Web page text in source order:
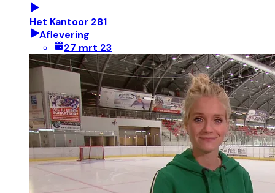
Het Kantoor 281
Aflevering
27 mrt 23